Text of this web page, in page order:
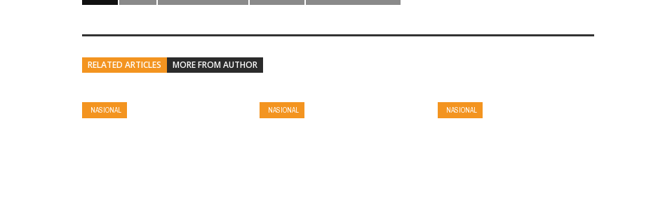
RELATED ARTICLES MORE FROM AUTHOR
NASIONAL NASIONAL NASIONAL